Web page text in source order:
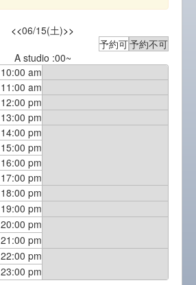
<<06/15(土)>>
予約可予約不可
A studio :00~
10:00 am
11:00 am
12:00 pm
13:00 pm
14:00 pm
15:00 pm
16:00 pm
17:00 pm
18:00 pm
19:00 pm
20:00 pm
21:00 pm
22:00 pm
23:00 pm